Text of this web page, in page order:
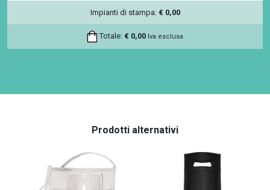
Impianti di stampa: € 0,00
Totale: € 0,00 Iva esclusa
Prodotti alternativi